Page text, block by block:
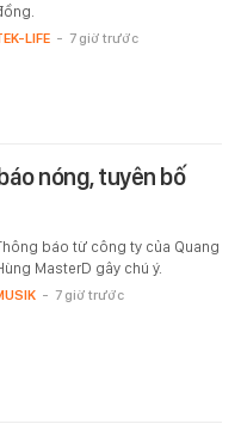
LIFE - 7 giờ trước
nóng, tuyên bố
báo từ công ty của Quang
MasterD gây chú ý.
- 7 giờ trước